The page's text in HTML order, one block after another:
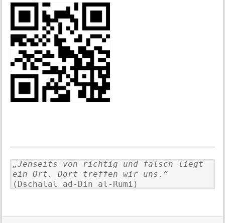
„Jenseits von richtig und falsch liegt
ein Ort. Dort treffen wir uns.“
(Dschalal ad-Din al-Rumi)